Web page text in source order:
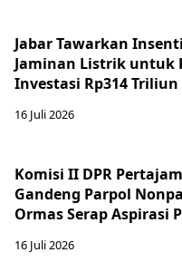
Jabar Tawarkan
Jaminan Listrik untuk
Investasi Rp314 Triliun
16 Juli 2026
Komisi II DPR
Gandeng Parpol
Ormas Serap Aspirasi
16 Juli 2026